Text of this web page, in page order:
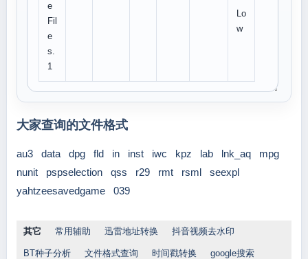
e
Fil
e
s.
1
Lo
w
大家查询的文件格式
au3 data dpg fld in inst iwc kpz lab lnk_aq
mpg
nunit
pspselection qss r29 rmt rsml
seexpl
yahtzeesavedgame
039
其它 常用辅助 迅雷地址转换 抖音视频去水印
BT种子分析 文件格式查询 时间戳转换 google搜索